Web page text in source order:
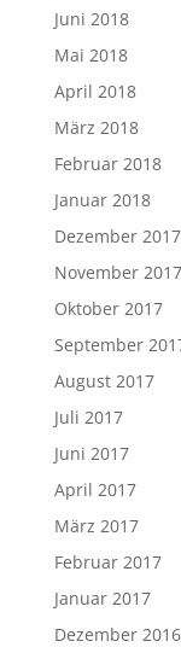
Juni 2018
Mai 2018
April 2018
März 2018
Februar 2018
Januar 2018
Dezember 2017
November 2017
Oktober 2017
September
August 2017
Juli 2017
Juni 2017
April 2017
März 2017
Februar 2017
Januar 2017
Dezember 2016